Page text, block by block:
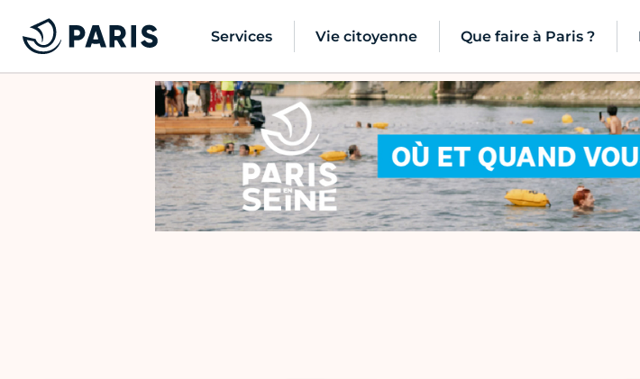
Services Vie citoyenne Que faire à Paris ?